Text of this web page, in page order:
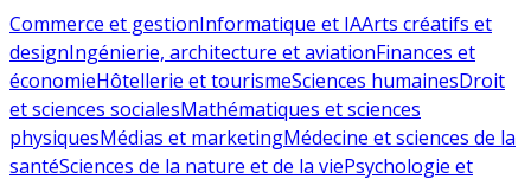
Commerce et gestionInformatique et IAArts créatifs et
designIngénierie, architecture et aviationFinances et
économieHôtellerie et tourismeSciences humainesDroit
et sciences socialesMathématiques et sciences
physiquesMédias et marketingMédecine et sciences de la
santéSciences de la nature et de la viePsychologie et